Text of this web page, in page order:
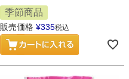
季節商品
販売価格 ¥335税込